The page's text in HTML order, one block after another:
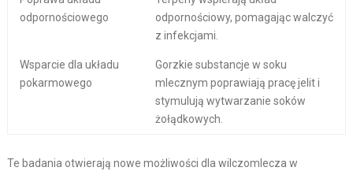
odpornościowego
odpornościowy, pomagając walczyć
z infekcjami.
Wsparcie dla układu
pokarmowego
Gorzkie substancje w soku
mlecznym poprawiają pracę jelit i
stymulują wytwarzanie soków
żołądkowych.
Te badania otwierają nowe możliwości dla wilczomlecza w